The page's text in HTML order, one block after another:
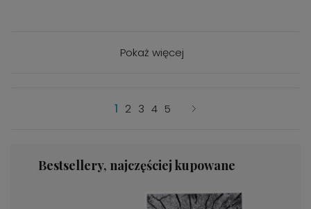
Pokaż więcej
1 2 3 4 5
Bestsellery, najczęściej kupowane